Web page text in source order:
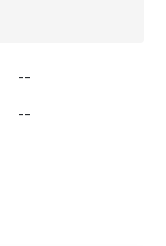
--
--